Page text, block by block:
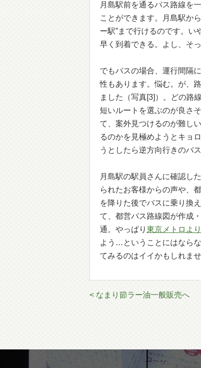
月島駅前を通るバス路線を
ことができます。月島駅か
ー駅”まで行けるのです。
早く到着できる。よし、そ
でもバスの場合、運行間隔
性もあります。悩む。が、
ました（写真[3]）。どの路
短いルートを選ぶのが良さ
て、案外見つけるのが難し
るのかを見極めようとキョ
うとしたら逆方向行きのバ
月島駅の駅員さんに確認し
られたお客様からの声や、
を降りた後でバスに乗り換
て、都営バス路線図が作成
通。やっぱり 東京メトロよ
よう…ということにはなら
てみるのはイイかもしれませ
< なまり節ラー油一般販売へ